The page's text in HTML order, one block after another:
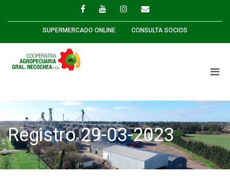
SUPERMERCADO ONLINE CONSULTA SOCIOS
Registro 29-03-2023